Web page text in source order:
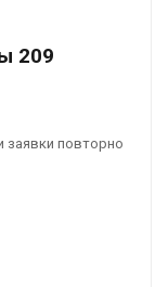
209
заявки повторно